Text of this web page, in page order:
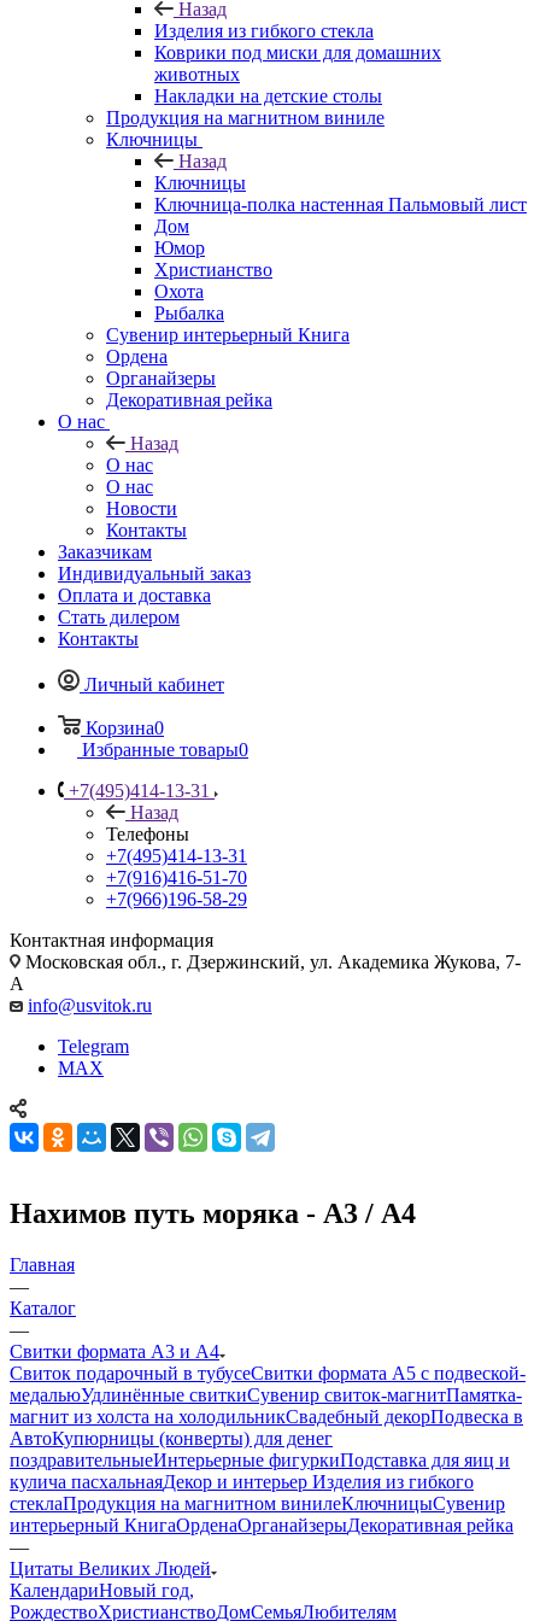
Назад
Изделия из гибкого стекла
Коврики под миски для домашних
животных
Накладки на детские столы
Продукция на магнитном виниле
Ключницы
Назад
Ключницы
Ключница-полка настенная Пальмовый лист
Дом
Юмор
Христианство
Охота
Рыбалка
Сувенир интерьерный Книга
Ордена
Органайзеры
Декоративная рейка
О нас
Назад
О нас
О нас
Новости
Контакты
Заказчикам
Индивидуальный заказ
Оплата и доставка
Стать дилером
Контакты
Личный кабинет
Корзина0
Избранные товары0
+7(495)414-13-31
Назад
Телефоны
+7(495)414-13-31
+7(916)416-51-70
+7(966)196-58-29
Контактная информация
Московская обл., г. Дзержинский, ул. Академика Жукова, 7-
А
info@usvitok.ru
Telegram
MAX
Нахимов путь моряка - А3 / А4
Главная
—
Каталог
—
Свитки формата А3 и А4
Свиток подарочный в тубусеСвитки формата А5 с подвеской-
медальюУдлинённые свиткиСувенир свиток-магнитПамятка-
магнит из холста на холодильникСвадебный декорПодвеска в
АвтоКупюрницы (конверты) для денег
поздравительныеИнтерьерные фигуркиПодставка для яиц и
кулича пасхальнаяДекор и интерьер Изделия из гибкого
стеклаПродукция на магнитном винилеКлючницыСувенир
интерьерный КнигаОрденаОрганайзерыДекоративная рейка
—
Цитаты Великих Людей
КалендариНовый год,
РождествоХристианствоДомСемьяЛюбителям